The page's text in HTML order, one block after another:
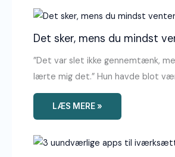
Det sker, mens du mindst
”Det var slet ikke gennemtænk,
lærte mig det.” Hun havde blot
LÆS MERE »